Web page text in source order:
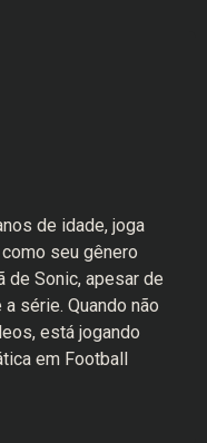
de idade, joga
seu gênero
de Sonic, apesar de
série. Quando não
está jogando
em Football